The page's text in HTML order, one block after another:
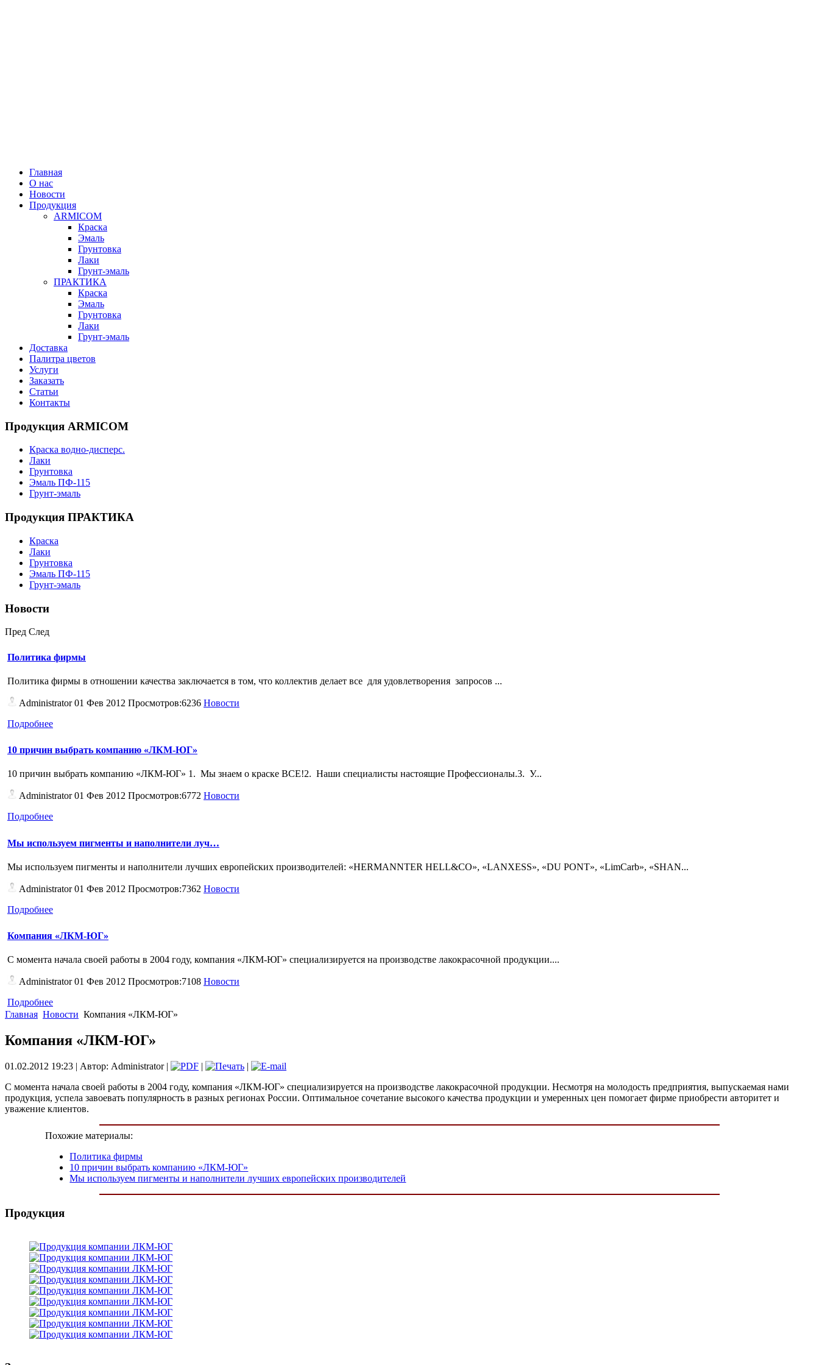
Главная
О нас
Новости
Продукция
ARMICOM
Краска
Эмаль
Грунтовка
Лаки
Грунт-эмаль
ПРАКТИКА
Краска
Эмаль
Грунтовка
Лаки
Грунт-эмаль
Доставка
Палитра цветов
Услуги
Заказать
Статьи
Контакты
Продукция ARMICOM
Краска водно-дисперс.
Лаки
Грунтовка
Эмаль ПФ-115
Грунт-эмаль
Продукция ПРАКТИКА
Краска
Лаки
Грунтовка
Эмаль ПФ-115
Грунт-эмаль
Новости
Пред След
Политика фирмы
Политика фирмы в отношении качества заключается в том, что коллектив делает все для удовлетворения запросов ...
Administrator01 Фев 2012 Просмотров:6236 Новости
Подробнее
10 причин выбрать компанию «ЛКМ-ЮГ»
10 причин выбрать компанию «ЛКМ-ЮГ» 1. Мы знаем о краске ВСЕ!2. Наши специалисты настоящие Профессионалы.3. У...
Administrator01 Фев 2012 Просмотров:6772 Новости
Подробнее
Мы используем пигменты и наполнители луч…
Мы используем пигменты и наполнители лучших европейских производителей: «HERMANNTER HELL&CO», «LANXESS», «DU PONT», «LimCarb», «SHAN...
Administrator01 Фев 2012 Просмотров:7362 Новости
Подробнее
Компания «ЛКМ-ЮГ»
С момента начала своей работы в 2004 году, компания «ЛКМ-ЮГ» специализируется на производстве лакокрасочной продукции....
Administrator01 Фев 2012 Просмотров:7108 Новости
Подробнее
Главная Новости Компания «ЛКМ-ЮГ»
Компания «ЛКМ-ЮГ»
01.02.2012 19:23 | Автор: Administrator | |
|
С момента начала своей работы в 2004 году, компания «ЛКМ-ЮГ» специализируется на производстве лакокрасочной продукции. Несмотря на молодость предприятия, выпускаемая нами
продукция, успела завоевать популярность в разных регионах России. Оптимальное сочетание высокого качества продукции и умеренных цен помогает фирме приобрести авторитет и
уважение клиентов.
Похожие материалы:
Политика фирмы
10 причин выбрать компанию «ЛКМ-ЮГ»
Мы используем пигменты и наполнители лучших европейских производителей
Продукция